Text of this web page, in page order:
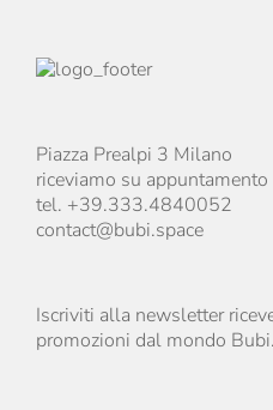
Piazza Prealpi 3 Milano
riceviamo su appuntamento
tel. +39.333.4840052
contact@bubi.space
Iscriviti alla newsletter
promozioni dal mondo Bubi.